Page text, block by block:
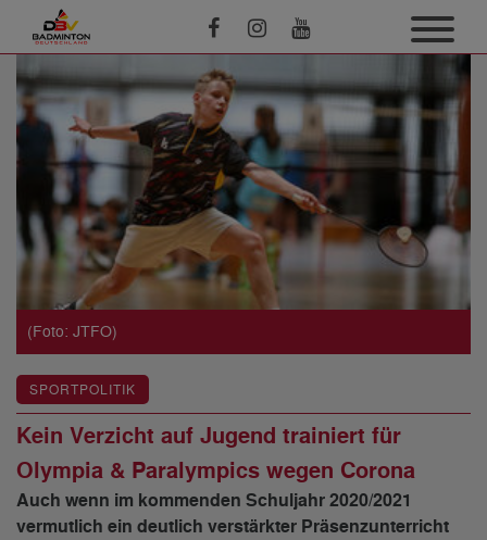
(Foto: JTFO)
SPORTPOLITIK
Kein Verzicht auf Jugend trainiert für
Olympia & Paralympics wegen Corona
Auch wenn im kommenden Schuljahr 2020/2021
vermutlich ein deutlich verstärkter Präsenzunterricht